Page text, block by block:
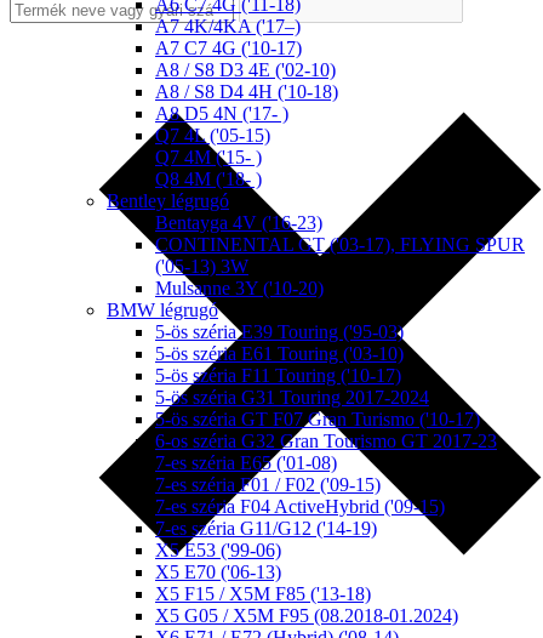
A6 C7 4G ('11-18)
A7 4K/4KA ('17–)
A7 C7 4G ('10-17)
A8 / S8 D3 4E ('02-10)
A8 / S8 D4 4H ('10-18)
A8 D5 4N ('17- )
Q7 4L ('05-15)
Q7 4M ('15- )
Q8 4M ('18- )
Bentley légrugó
Bentayga 4V ('16-23)
CONTINENTAL GT ('03-17), FLYING SPUR
('05-13) 3W
Mulsanne 3Y ('10-20)
BMW légrugó
5-ös széria E39 Touring ('95-03)
5-ös széria E61 Touring ('03-10)
5-ös széria F11 Touring ('10-17)
5-ös széria G31 Touring 2017-2024
5-ös széria GT F07 Gran Turismo ('10-17)
6-os széria G32 Gran Tourismo GT 2017-23
7-es széria E65 ('01-08)
7-es széria F01 / F02 ('09-15)
7-es széria F04 ActiveHybrid ('09-15)
7-es széria G11/G12 ('14-19)
X5 E53 ('99-06)
X5 E70 ('06-13)
X5 F15 / X5M F85 ('13-18)
X5 G05 / X5M F95 (08.2018-01.2024)